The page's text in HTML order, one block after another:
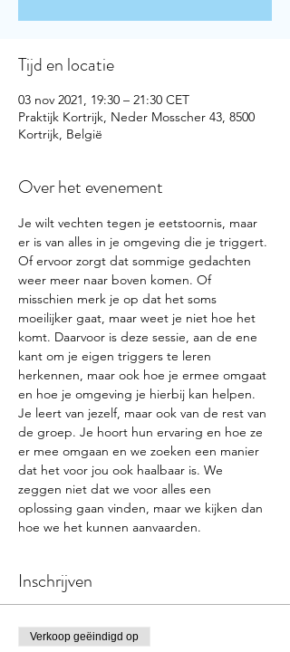
Tijd en locatie
03 nov 2021, 19:30 – 21:30 CET
Praktijk Kortrijk, Neder Mosscher 43, 8500
Kortrijk, België
Over het evenement
Je wilt vechten tegen je eetstoornis, maar
er is van alles in je omgeving die je triggert.
Of ervoor zorgt dat sommige gedachten
weer meer naar boven komen. Of
misschien merk je op dat het soms
moeilijker gaat, maar weet je niet hoe het
komt. Daarvoor is deze sessie, aan de ene
kant om je eigen triggers te leren
herkennen, maar ook hoe je ermee omgaat
en hoe je omgeving je hierbij kan helpen.
Je leert van jezelf, maar ook van de rest van
de groep. Je hoort hun ervaring en hoe ze
er mee omgaan en we zoeken een manier
dat het voor jou ook haalbaar is. We
zeggen niet dat we voor alles een
oplossing gaan vinden, maar we kijken dan
hoe we het kunnen aanvaarden.
Inschrijven
Verkoop geëindigd op